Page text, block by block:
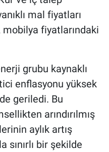
mal fiyatları
mobilya fiyatlarındaki
grubu kaynaklı
enflasyonu yüksek
geriledi. Bu
arındırılmış
aylık artış
sınırlı bir şekilde